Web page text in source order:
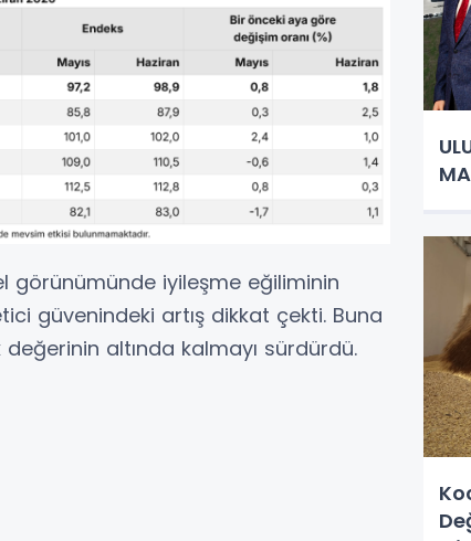
görünümünde iyileşme eğiliminin
güvenindeki artış dikkat çekti. Buna
altında kalmayı sürdürdü.